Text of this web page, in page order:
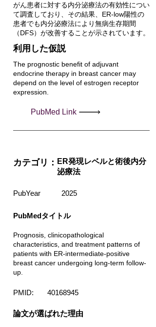
がん患者に対する内分泌療法の有効性につい
て調査しており、その結果、ER-low陽性の
患者でも内分泌療法により無病生存期間
（DFS）が改善することが示されています。
利用した仮説
The prognostic benefit of adjuvant
endocrine therapy in breast cancer may
depend on the level of estrogen receptor
expression.
PubMed Link
カテゴリ： ER発現レベルと術後内分
泌療法
PubYear 2025
PubMedタイトル
Prognosis, clinicopathological
characteristics, and treatment patterns of
patients with ER-intermediate-positive
breast cancer undergoing long-term follow-
up.
PMID: 40168945
​論文が選ばれた理由